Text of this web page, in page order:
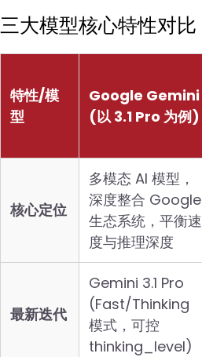
三大模型核心特性对比
特性/模
型
Google Gemini
(以 3.1 Pro 为例)
核心定位
多模态 AI 模型，
深度整合 Google
生态系统，平衡速
度与推理深度
最新迭代
Gemini 3.1 Pro
(Fast/Thinking
模式，可控
thinking_level)